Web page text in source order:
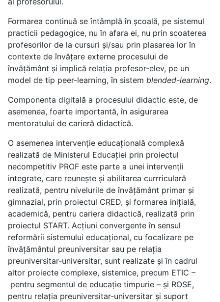
Formarea continuă se întâmplă în școală, pe sistemul
practicii pedagogice, nu în afara ei, nu prin scoaterea
profesorilor de la cursuri și/sau prin plasarea lor în
contexte de învățare externe procesului de
învățământ și implică relația profesor-elev, pe un
model de tip peer-learning, în sistem blended-learning.
Componenta digitală a procesului didactic este, de
asemenea, foarte importantă, în asigurarea
mentoratului de carieră didactică.
O asemenea intervenție educațională complexă
realizată de Ministerul Educației prin proiectul
necompetitiv PROF este parte a unei intervenții
integrate, care reunește și abilitarea currriculară
realizată, pentru nivelurile de învățământ primar și
gimnazial, prin proiectul CRED, și formarea inițială,
academică, pentru cariera didactică, realizată prin
proiectul START. Acțiuni convergente în sensul
reformării sistemului educațional, cu focalizare pe
învățământul preuniversitar sau pe relația
preuniversitar-universitar, sunt realizate și în cadrul
altor proiecte complexe, sistemice, precum ETIC –
pentru segmentul de educație timpurie – și ROSE,
pentru relația preuniversitar-universitar și suport